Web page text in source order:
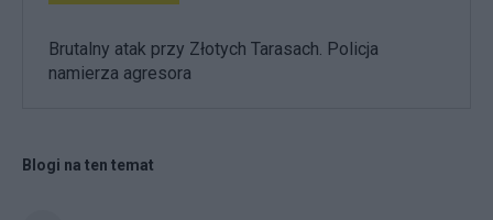
Brutalny atak przy Złotych Tarasach. Policja
namierza agresora
Blogi na ten temat